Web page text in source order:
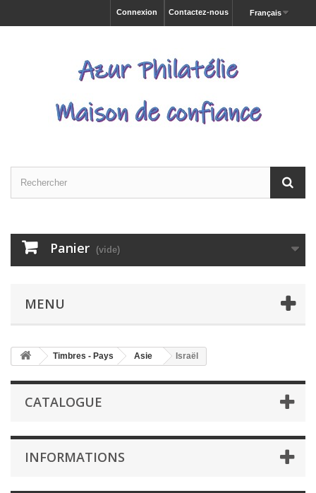
Français
Contactez-nous
Connexion
Panier (vide)
MENU
Timbres - Pays Asie Israël
CATALOGUE
INFORMATIONS